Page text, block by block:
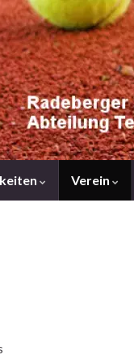
Verein